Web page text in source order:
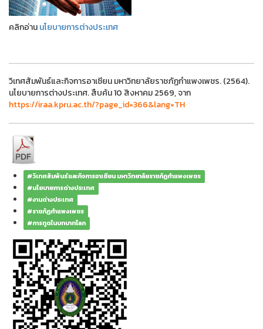
คลิกอ่านนโยบายการต่างประเทศ
วิเทศสัมพันธ์และกิจการอาเซียน มหาวิทยาลัยราชภัฏกำแพงเพชร. (2564).
นโยบายการต่างประเทศ. สืบค้น 10 สิงหาคม 2569, จาก
https://iraa.kpru.ac.th/?page_id=366&lang=TH
#วิเทศสัมพันธ์และกิจการอาเซียน มหาวิทยาลัยราชภัฏกำแพงเพชร
#นโยบายการต่างประเทศ
#งานต่างประเทศ
#ราชภัฏกำแพงเพชร
#การทูตในบทบาทโลก